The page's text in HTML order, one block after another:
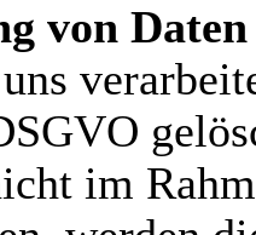
von Daten
im